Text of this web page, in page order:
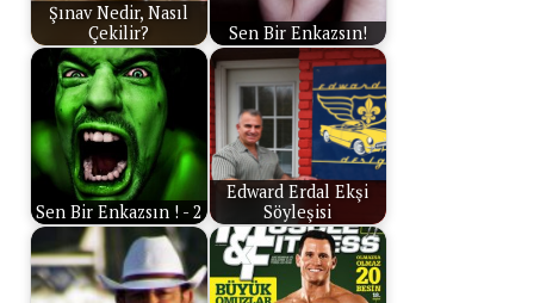
Şınav Nedir, Nasıl
Çekilir?
Sen Bir Enkazsın!
Sen Bir Enkazsın ! - 2
Edward Erdal Ekşi
Söyleşisi